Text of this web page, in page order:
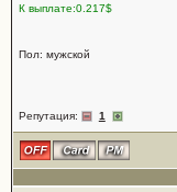
К выплате:0.217$
Пол: мужской
Репутация: 1